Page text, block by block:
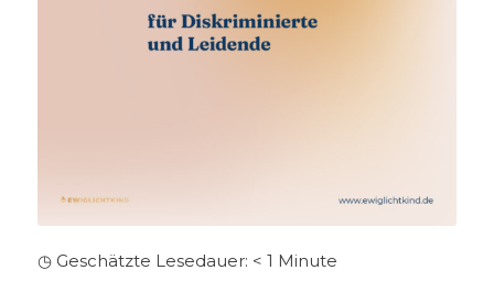
◷ Geschätzte Lesedauer: < 1 Minute